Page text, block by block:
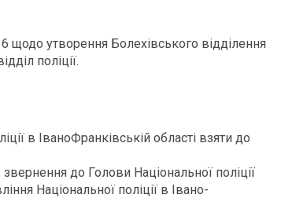
утворення Болехівського відділення
поліції.
в ІваноФранківській області взяти до
до Голови Національної поліції
Національної поліції в Івано-